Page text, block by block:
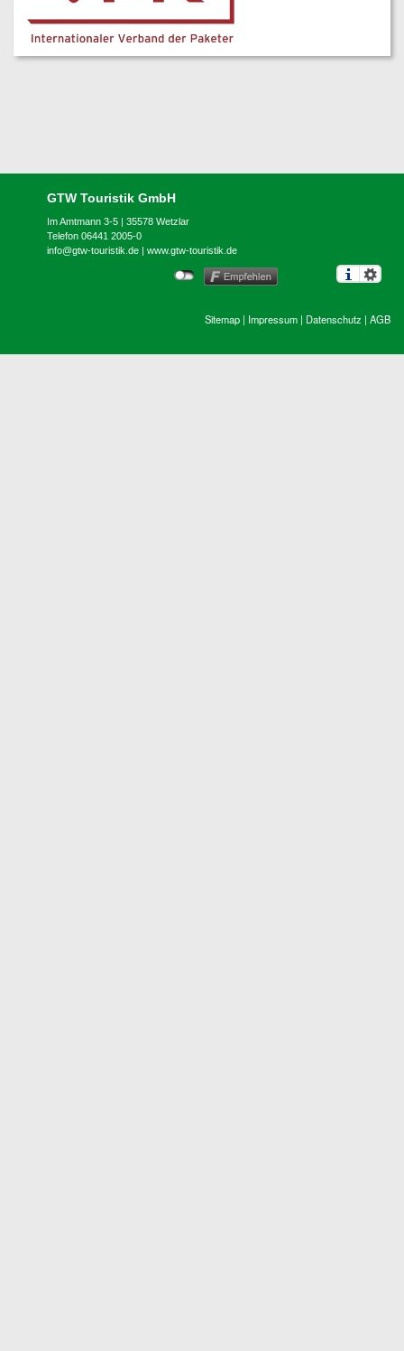
GTW Touristik GmbH
Im Amtmann 3-5 | 35578 Wetzlar
Telefon 06441 2005-0
info@gtw-touristik.de |www.gtw-touristik.de
Sitemap | Impressum | Datenschutz | AGB